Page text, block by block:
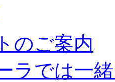
のご案内
ラでは一